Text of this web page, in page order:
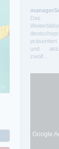
Das
und
zwölf…
Google